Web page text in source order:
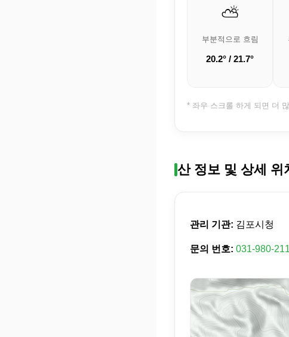
⛅
부분적으로 흐림
20.2° / 21.7°
* 좌우 스크롤 하게 되면 더
산 정보 및 상세 위
관리 기관: 김포시청
문의 번호: 031-980-